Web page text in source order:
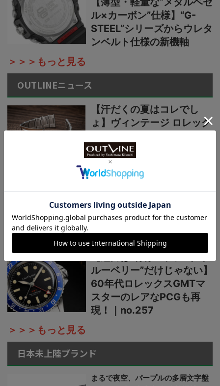
ル×カーボン”仕様】“G-
STEEL”シリーズからウレタ
ンベルト仕様の新機軸
＞＞＞もっと見る
OUTLINEニュース
【汗だくの夏はコレでし
ょ】ヴィンテージ ロレック
トブレス”がいろんな時計に
使える理由｜ no.259
ベゼルを表現した復古調の
日本製機械式ダイバーズ時
計！｜no.258
【魅力は“青赤ペプシ”や“ブ
ルーベリー”だけじゃない】
60年代ロレックスGMTマ
スターのレアなPCGも再
現！｜no.257
＞＞＞もっと見る
日本未上陸ブランド
まるで夜空、パープルの多層文字盤